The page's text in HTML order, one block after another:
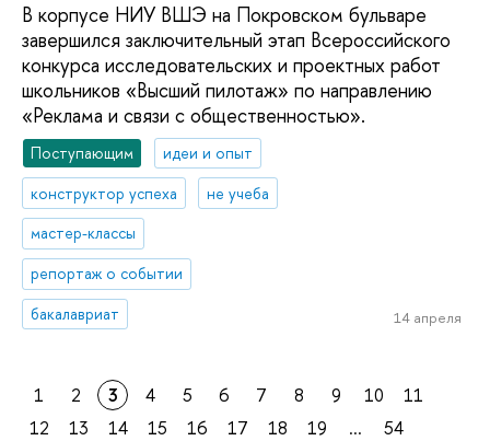
В корпусе НИУ ВШЭ на Покровском бульваре
завершился заключительный этап Всероссийского
конкурса исследовательских и проектных работ
школьников «Высший пилотаж» по направлению
«Реклама и связи с общественностью».
Поступающим
идеи и опыт
конструктор успеха
не учеба
мастер-классы
репортаж о событии
бакалавриат
14 апреля
1 2 3 4 5 6 7 8 9 10
11
12
13 14 15 16 17 18 19 ... 54